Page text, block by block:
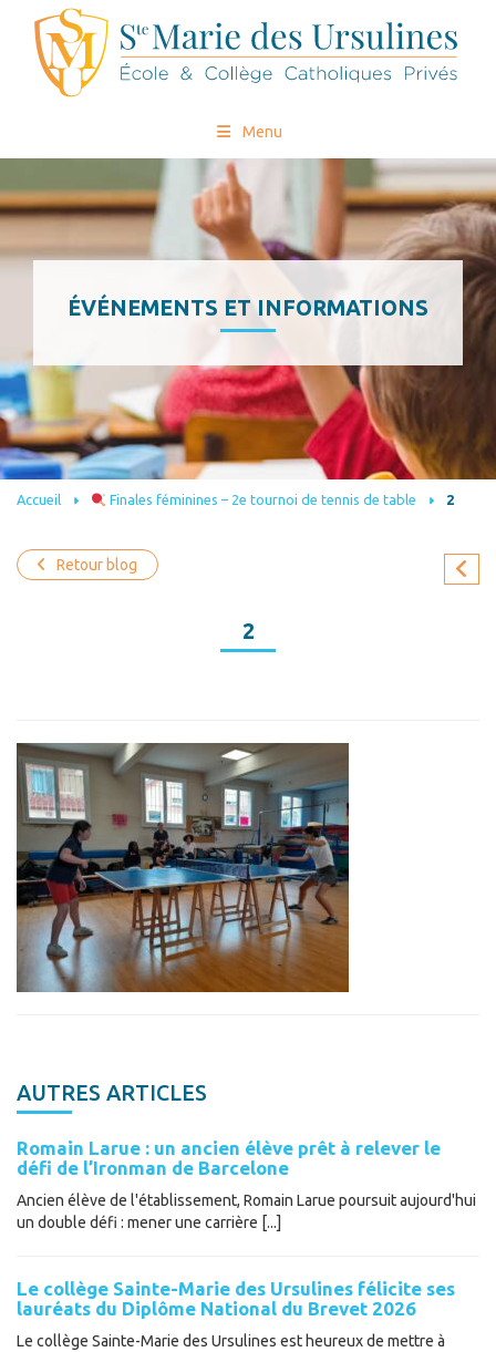
Menu
ÉVÉNEMENTS ET INFORMATIONS
Accueil Finales féminines – 2e tournoi de tennis de table 2
Retour blog
2
AUTRES ARTICLES
Romain Larue : un ancien élève prêt à relever le
défi de l’Ironman de Barcelone
Ancien élève de l'établissement, Romain Larue poursuit aujourd'hui
un double défi : mener une carrière [...]
Le collège Sainte-Marie des Ursulines félicite ses
lauréats du Diplôme National du Brevet 2026
Le collège Sainte-Marie des Ursulines est heureux de mettre à